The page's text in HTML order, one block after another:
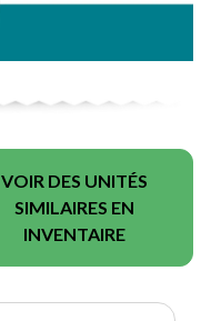
VOIR DES UNITÉS
SIMILAIRES EN
INVENTAIRE